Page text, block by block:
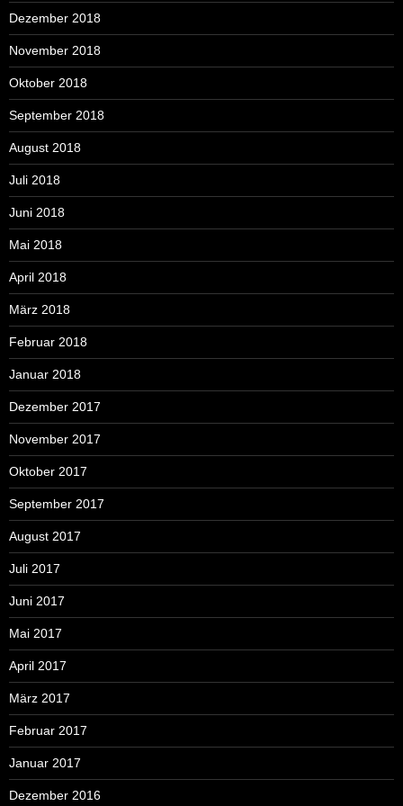
Dezember 2018
November 2018
Oktober 2018
September 2018
August 2018
Juli 2018
Juni 2018
Mai 2018
April 2018
März 2018
Februar 2018
Januar 2018
Dezember 2017
November 2017
Oktober 2017
September 2017
August 2017
Juli 2017
Juni 2017
Mai 2017
April 2017
März 2017
Februar 2017
Januar 2017
Dezember 2016